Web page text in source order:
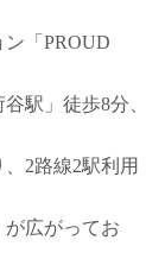
「PROUD
駅」徒歩8分、
2路線2駅利用
広がってお